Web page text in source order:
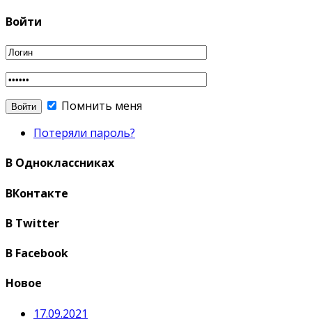
Войти
Помнить меня
Потеряли пароль?
В Одноклассниках
ВКонтакте
В Twitter
В Facebook
Новое
17.09.2021